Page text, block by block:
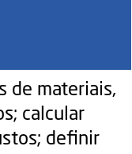
de materiais,
calcular
definir